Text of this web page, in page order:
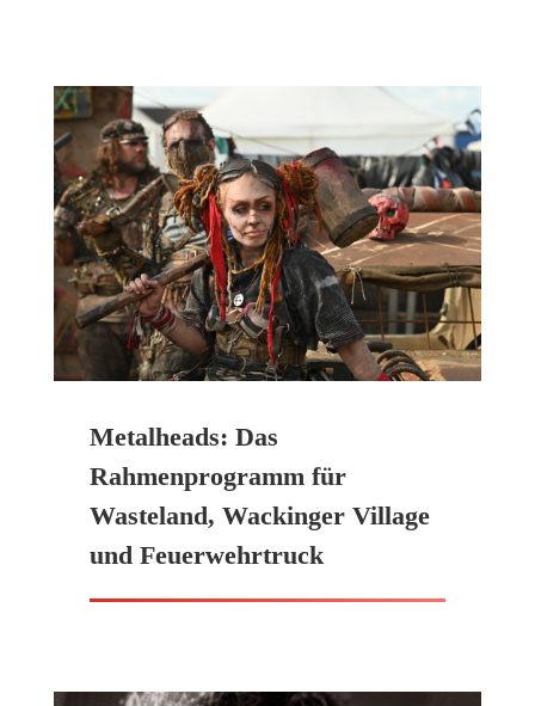
Metalheads: Das
Rahmenprogramm für
Wasteland, Wackinger Village
und Feuerwehrtruck